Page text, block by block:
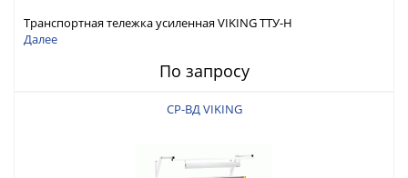
Транспортная тележка усиленная VIKING ТТУ-Н
Далее
По запросу
СР-ВД VIKING